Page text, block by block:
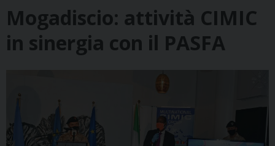
Mogadiscio: attività CIMIC
in sinergia con il PASFA